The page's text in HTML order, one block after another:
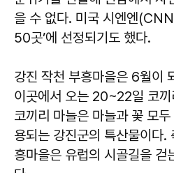
을 수 없다. 미국 시엔엔
50곳’에 선정되기도 했다.
강진 작천 부흥마을은 6월이
이곳에서 오는 20~22일 코
코끼리 마늘은 마늘과 꽃 모
용되는 강진군의 특산물이다.
흥마을은 유럽의 시골길을 걷